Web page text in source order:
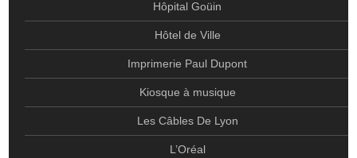
HÔTEL DE VILLE
IMPRIMERIE PAUL DUPONT
KIOSQUE À MUSIQUE
LES CÂBLES DE LYON
L’ORÉAL
MAISON DES ASSOCIATIONS
Hôpital Goüin
Hôtel de Ville
Imprimerie Paul Dupont
Kiosque à musique
Les Câbles De Lyon
L’Oréal